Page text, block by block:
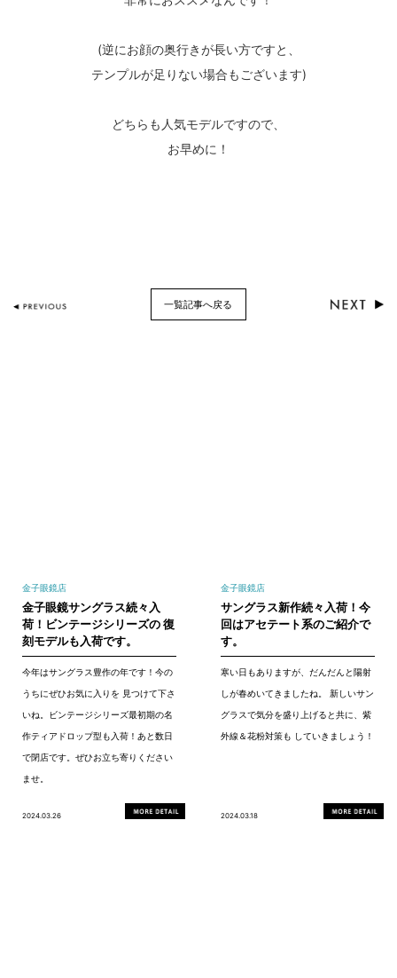
(逆にお顔の奥行きが長い方ですと、
テンプルが足りない場合もございます)
どちらも人気モデルですので、
お早めに！
一覧記事へ戻る
金子眼鏡店
金子眼鏡サングラス続々入
荷！ビンテージシリーズの 復
刻モデルも入荷です。
今年はサングラス豊作の年です！今の
うちにぜひお気に入りを 見つけて下さ
いね。ビンテージシリーズ最初期の名
作ティアドロップ型も入荷！あと数日
で閉店です。ぜひお立ち寄りください
ませ。
2024.03.26
金子眼鏡店
サングラス新作続々入荷！今
回はアセテート系のご紹介で
す。
寒い日もありますが、だんだんと陽射
しが春めいてきましたね。 新しいサン
グラスで気分を盛り上げると共に、紫
外線＆花粉対策も していきましょう！
2024.03.18